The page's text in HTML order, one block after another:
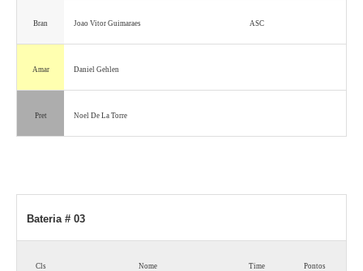
Bran Joao Vitor Guimaraes ASC
Amar Daniel Gehlen
Pret Noel De La Torre
Bateria # 03
Cls Nome Time Pontos